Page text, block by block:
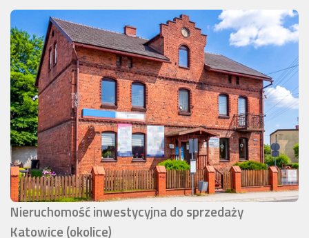
Nieruchomość inwestycyjna do sprzedaży
Katowice (okolice)